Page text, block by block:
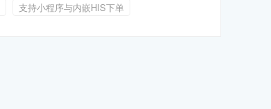
支持小程序与内嵌HIS下单